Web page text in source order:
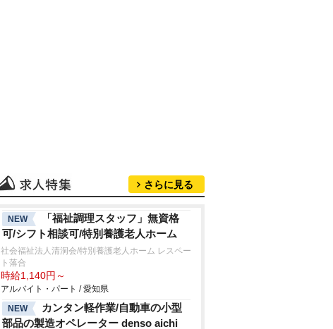
さらに見る
NEW
「福祉調理スタッフ」無資格
可/シフト相談可/特別養護老人ホーム
社会福祉法人清洞会/特別養護老人ホーム レスペー
ト落合
時給1,140円～
アルバイト・パート / 愛知県
NEW
カンタン軽作業/自動車の小型
部品の製造オペレーター denso aichi